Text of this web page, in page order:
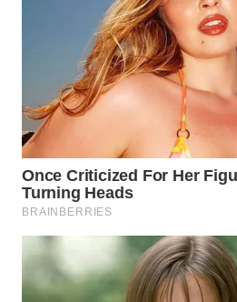
WN
GORONTALO
SULUT
WN
WN
MALUT